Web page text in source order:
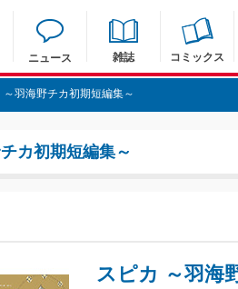
ニュース 雑誌 コミックス
～羽海野チカ初期短編集～
カ初期短編集～
スピカ ～羽海